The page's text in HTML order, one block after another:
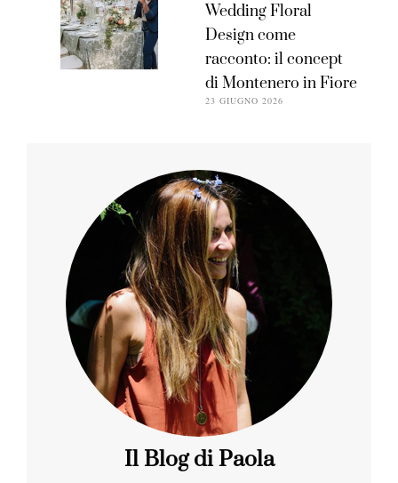
Wedding Floral
Design come
racconto: il concept
di Montenero in Fiore
23 GIUGNO 2026
Il Blog di Paola